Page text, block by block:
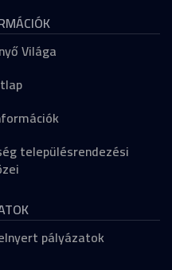
Világa
településrendezési
pályázatok